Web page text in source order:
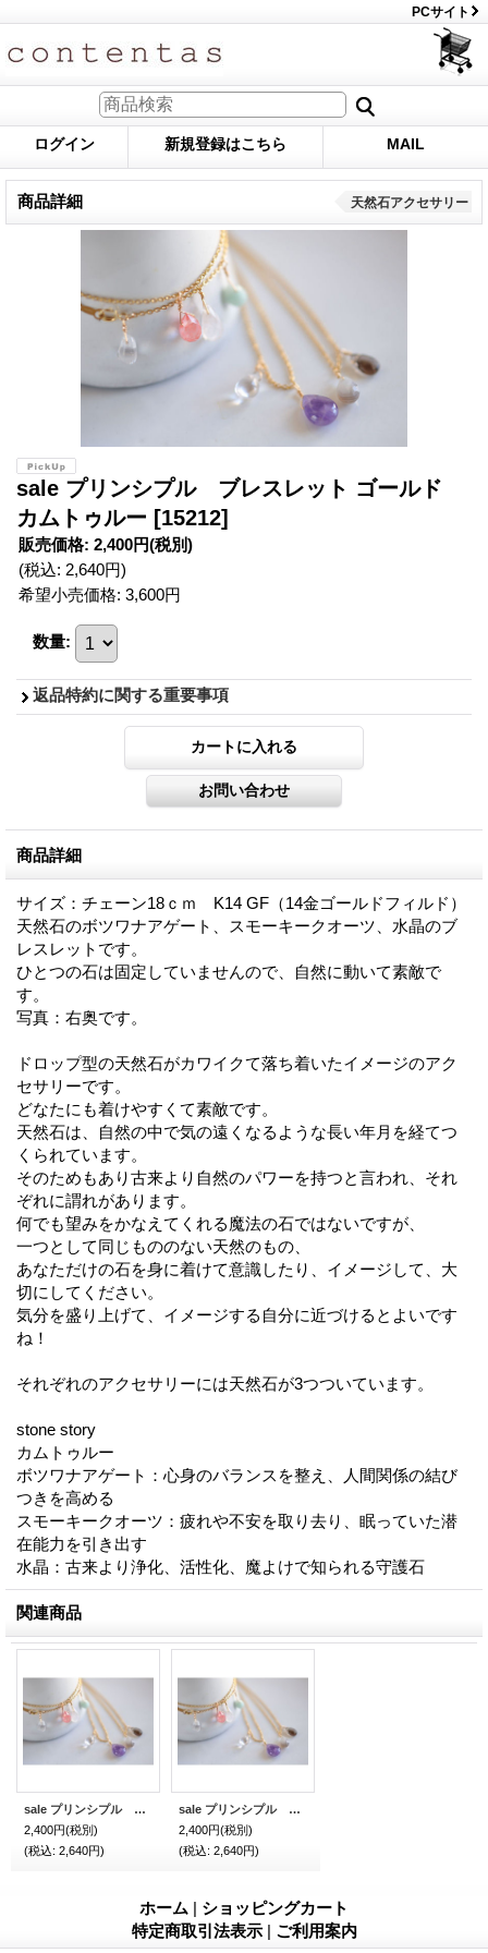
PCサイト
ログイン 新規登録はこちら MAIL
商品詳細 天然石アクセサリー
sale プリンシプル ブレスレット ゴールド
カムトゥルー [15212]
販売価格: 2,400円(税別)
(税込: 2,640円)
希望小売価格: 3,600円
数量:
返品特約に関する重要事項
商品詳細
サイズ：チェーン18ｃｍ K14 GF（14金ゴールドフィルド）
天然石のボツワナアゲート、スモーキークオーツ、水晶のブ
レスレットです。
ひとつの石は固定していませんので、自然に動いて素敵で
す。
写真：右奥です。
ドロップ型の天然石がカワイクて落ち着いたイメージのアク
セサリーです。
どなたにも着けやすくて素敵です。
天然石は、自然の中で気の遠くなるような長い年月を経てつ
くられています。
そのためもあり古来より自然のパワーを持つと言われ、それ
ぞれに謂れがあります。
何でも望みをかなえてくれる魔法の石ではないですが、
一つとして同じもののない天然のもの、
あなただけの石を身に着けて意識したり、イメージして、大
切にしてください。
気分を盛り上げて、イメージする自分に近づけるとよいです
ね！
それぞれのアクセサリーには天然石が3つついています。
stone story
カムトゥルー
ボツワナアゲート：心身のバランスを整え、人間関係の結び
つきを高める
スモーキークオーツ：疲れや不安を取り去り、眠っていた潜
在能力を引き出す
水晶：古来より浄化、活性化、魔よけで知られる守護石
関連商品
sale プリンシプル ブレスレット ゴールド ラック
2,400円(税別)
(税込: 2,640円)
sale プリンシプル ブレスレット ゴールド インスピレーション
2,400円(税別)
(税込: 2,640円)
ホーム | ショッピングカート
特定商取引法表示 | ご利用案内